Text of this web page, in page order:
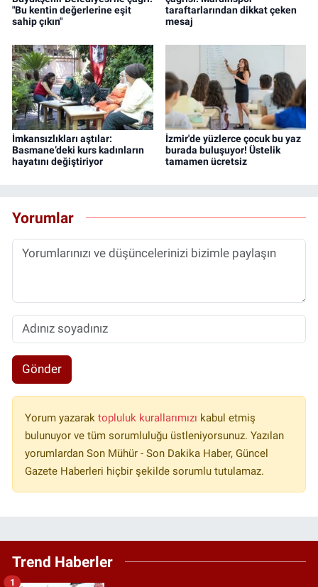
"Bu kentin değerlerine eşit
sahip çıkın"
taraftarlarından dikkat çeken
mesaj
İmkansızlıkları aştılar:
Basmane’deki kurs kadınların
hayatını değiştiriyor
İzmir'de yüzlerce çocuk bu yaz
burada buluşuyor! Üstelik
tamamen ücretsiz
Yorumlar
Gönder
Yorum yazarak topluluk kurallarımızı kabul etmiş
bulunuyor ve tüm sorumluluğu üstleniyorsunuz. Yazılan
yorumlardan Son Mühür - Son Dakika Haber, Güncel
Gazete Haberleri hiçbir şekilde sorumlu tutulamaz.
Trend Haberler
1